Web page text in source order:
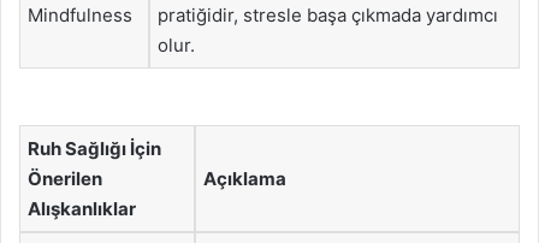
Mindfulness
pratiğidir, stresle başa çıkmada yardımcı
olur.
Ruh Sağlığı İçin
Önerilen
Alışkanlıklar
Açıklama